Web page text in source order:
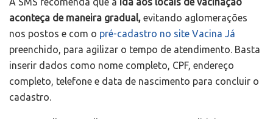
aconteça de maneira gradual, evitando aglomerações
nos postos e com o pré-cadastro no site Vacina Já
preenchido, para agilizar o tempo de atendimento. Basta
inserir dados como nome completo, CPF, endereço
completo, telefone e data de nascimento para concluir o
cadastro.